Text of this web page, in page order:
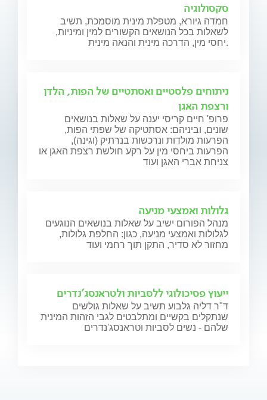
סקסולוגיה
חמדה גיורא, מטפלת מינית מוסמכת, תשיב
לשאלות בכל הנושאים הקשורים למין ומיניות,
יחסי מין, הדרכה מינית והנאה מינית.
ניתוחים פלסטיים ואסתטיים של הפות, הלדן
ורצפת האגן
פרופ' חיים קריסי יענה על שאלות בנושאים
שונים, וביניהם: אסתטיקה של שפתי הפות,
הפרעות מולדות ונרכשות בנרתיק (וגינה),
הפרעות ביחסי מין על רקע חולשת רצפת האגן או
צניחת אברי האגן ועוד
גלולות ואמצעי מניעה
מנהל הפורום ישיב על שאלות בנושאים הנוגעים
לגלולות ואמצעי מניעה, כגון: החלפת גלולות,
מחזור לא סדיר, התקן תוך רחמי ועוד
ייעוץ פסיכולוגי ללסביות ולטראנסג'נדרים
ד"ר דליה גלבוע תשיב על שאלות גולשים
שנתקלים בקשיים ומתלבטים לגבי הזהות המינית
שלהם - נשים לסביות וטראנסג'נדרים